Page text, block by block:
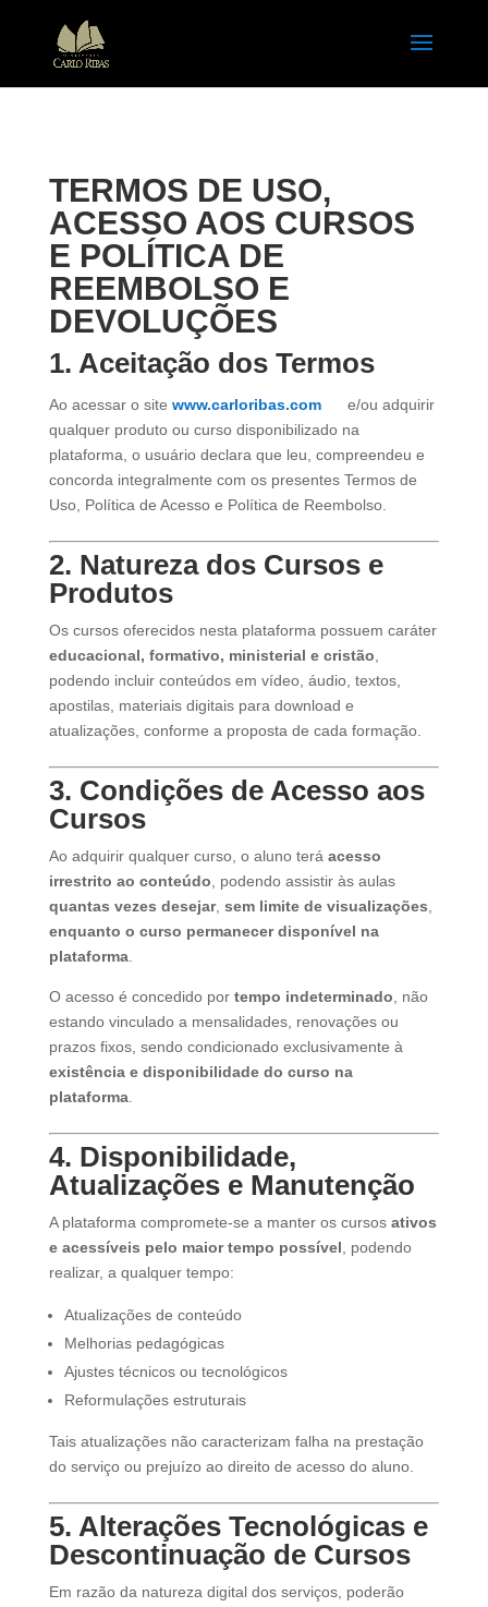
TERMOS DE USO,
ACESSO AOS CURSOS
E POLÍTICA DE
REEMBOLSO E
DEVOLUÇÕES
1. Aceitação dos Termos
Ao acessar o site www.carloribas.com
e/ou adquirir
qualquer produto ou curso disponibilizado na
plataforma, o usuário declara que leu, compreendeu e
concorda integralmente com os presentes Termos de
Uso, Política de Acesso e Política de Reembolso.
2. Natureza dos Cursos e
Produtos
Os cursos oferecidos nesta plataforma possuem caráter
educacional, formativo, ministerial e cristão
podendo incluir conteúdos em vídeo, áudio, textos,
apostilas, materiais digitais para download e
atualizações, conforme a proposta de cada formação.
3. Condições de Acesso aos
Cursos
Ao adquirir qualquer curso, o aluno terá acesso
irrestrito ao conteúdo , podendo assistir às aulas
quantas vezes desejar, sem limite de visualizações
enquanto o curso permanecer disponível na
plataforma.
O acesso é concedido por tempo indeterminado , não
estando vinculado a mensalidades, renovações ou
prazos fixos, sendo condicionado exclusivamente à
existência e disponibilidade do curso na
plataforma.
4. Disponibilidade,
Atualizações e Manutenção
A plataforma compromete-se a manter os cursos ativos
e acessíveis pelo maior tempo possível , podendo
realizar, a qualquer tempo:
Atualizações de conteúdo
Melhorias pedagógicas
Ajustes técnicos ou tecnológicos
Reformulações estruturais
Tais atualizações não caracterizam falha na prestação
do serviço ou prejuízo ao direito de acesso do aluno.
5. Alterações Tecnológicas e
Descontinuação de Cursos
Em razão da natureza digital dos serviços, poderão